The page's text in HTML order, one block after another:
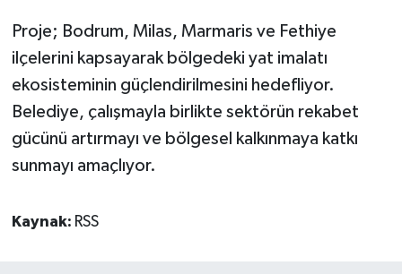
Proje; Bodrum, Milas, Marmaris ve Fethiye
ilçelerini kapsayarak bölgedeki yat imalatı
ekosisteminin güçlendirilmesini hedefliyor.
Belediye, çalışmayla birlikte sektörün rekabet
gücünü artırmayı ve bölgesel kalkınmaya katkı
sunmayı amaçlıyor.
Kaynak: RSS